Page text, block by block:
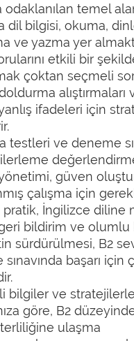
odaklanılan temel
dil bilgisi, okuma,
ve yazma yer
etkili bir
çoktan seçmeli
alıştırmaları
ifadeleri için
testleri ve deneme
ilerleme
güven
çalışma için
pratik, İngilizce diline
bildirim ve olumlu
sürdürülmesi, B2
sınavında başarı için
bilgiler ve stratejilerle
göre, B2
ulaşma